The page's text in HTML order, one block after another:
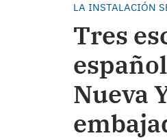
LA INSTALACIÓN
Tres
Nueva